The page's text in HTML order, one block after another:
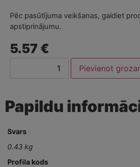
Pēc pasūtījuma veikšanas, gaidiet
apstiprinājumu.
5.57 €
Pievienot
Papildu
Svars
0.43 kg
Profila kods